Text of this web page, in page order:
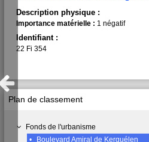
Plan de classement
Fonds de l'urbanisme
•
Boulevard Amiral de Kerguélen
Description physique :
Importance matérielle : 1 négatif
Identifiant :
22 Fi 354